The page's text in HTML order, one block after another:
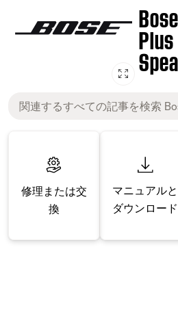
修理または交
換
マニュアルと
ダウンロード